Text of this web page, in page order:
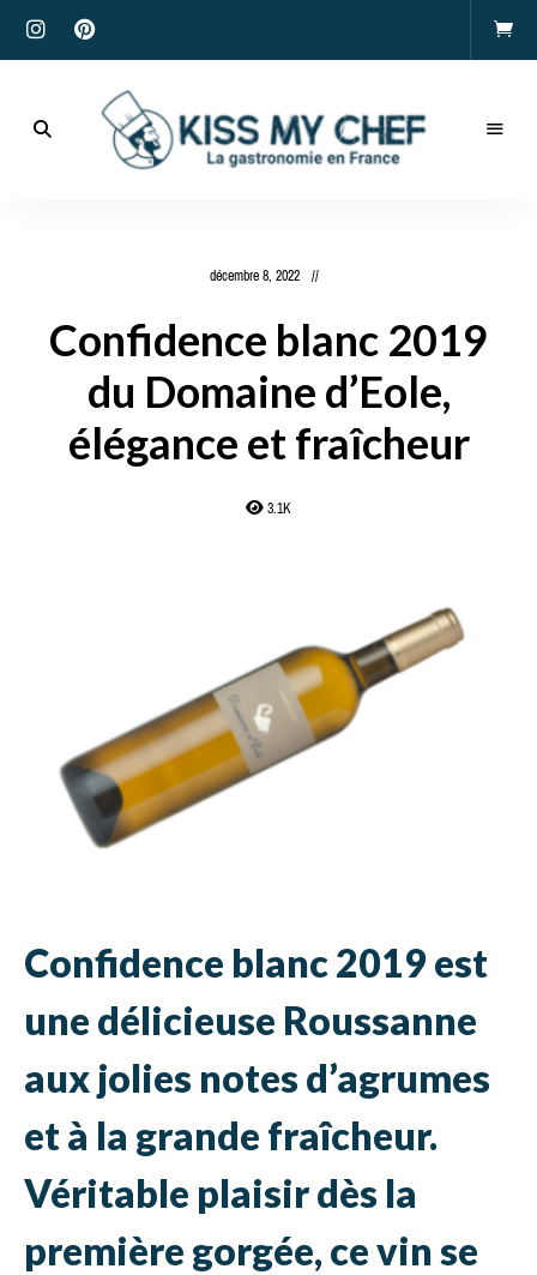
décembre 8, 2022
Confidence blanc 2019
du Domaine d’Eole,
élégance et fraîcheur
3.1K
Confidence blanc 2019 est
une délicieuse Roussanne
aux jolies notes d’agrumes
et à la grande fraîcheur.
Véritable plaisir dès la
première gorgée, ce vin se